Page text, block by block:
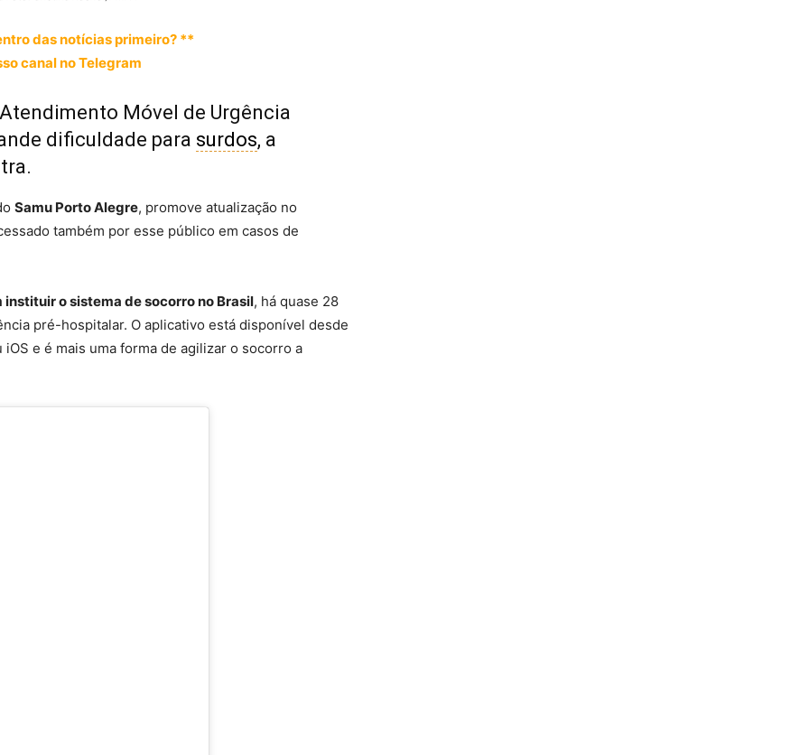
das notícias primeiro? **
canal no Telegram
Móvel de Urgência
dificuldade para surdos, a
Samu Porto Alegre, promove atualização no
também por esse público em casos de
o sistema de socorro no Brasil, há quase 28
pré-hospitalar. O aplicativo está disponível desde
e é mais uma forma de agilizar o socorro a